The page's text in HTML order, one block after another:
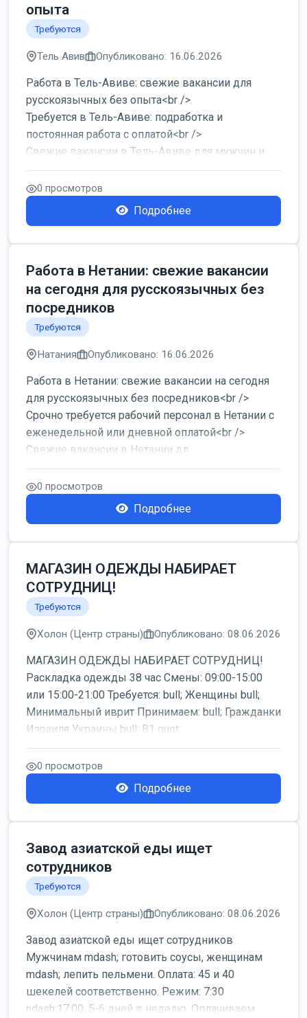
опыта
Требуются
Тель Авив Опубликовано: 16.06.2026
Работа в Тель-Авиве: свежие вакансии для
русскоязычных без опыта<br />
Требуется в Тель-Авиве: подработка и
постоянная работа с оплатой<br />
Свежие вакансии в Тель-Авиве для мужчин и
женщин от хозя...
0 просмотров
Подробнее
Работа в Нетании: свежие вакансии
на сегодня для русскоязычных без
посредников
Требуются
Натания Опубликовано: 16.06.2026
Работа в Нетании: свежие вакансии на сегодня
для русскоязычных без посредников<br />
Срочно требуется рабочий персонал в Нетании с
еженедельной или дневной оплатой<br />
Свежие вакансии в Нетании дл...
0 просмотров
Подробнее
МАГАЗИН ОДЕЖДЫ НАБИРАЕТ
СОТРУДНИЦ!
Требуются
Холон (Центр страны) Опубликовано: 08.06.2026
МАГАЗИН ОДЕЖДЫ НАБИРАЕТ СОТРУДНИЦ!
Раскладка одежды 38 час Смены: 09:00-15:00
или 15:00-21:00 Требуется: bull; Женщины bull;
Минимальный иврит Принимаем: bull; Гражданки
Израиля Украины bull; B1 quot;...
0 просмотров
Подробнее
Завод азиатской еды ищет
сотрудников
Требуются
Холон (Центр страны) Опубликовано: 08.06.2026
Завод азиатской еды ищет сотрудников
Мужчинам mdash; готовить соусы, женщинам
mdash; лепить пельмени. Оплата: 45 и 40
шекелей соответственно. Режим: 7:30
ndash;17:00, 5-6 дней в неделю. Оплачиваем